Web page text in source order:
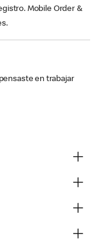
Mobile Order &
en trabajar